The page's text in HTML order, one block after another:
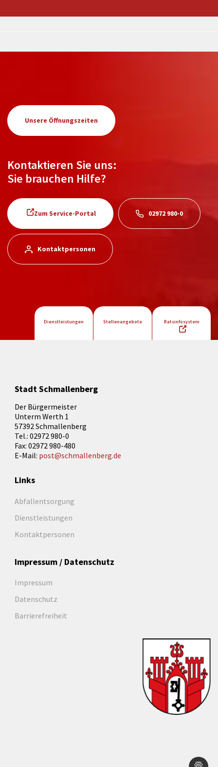
Unsere Öffnungszeiten
Kontaktieren Sie uns:
Sie brauchen Hilfe?
Zum Service-Portal 02972 980-0
Kontaktpersonen
Dienstleistungen Stellenangebote Ratsinfosystem
Stadt Schmallenberg
Der Bürgermeister
Unterm Werth 1
57392 Schmallenberg
Tel.: 02972 980-0
Fax: 02972 980-480
E-Mail: post@schmallenberg.de
Links
Abfallentsorgung
Dienstleistungen
Kontaktpersonen
Impressum / Datenschutz
Impressum
Datenschutz
Barrierefreiheit